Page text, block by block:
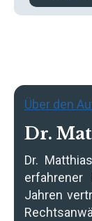
Über den
Dr.
Dr.
erfahrener
Jahren